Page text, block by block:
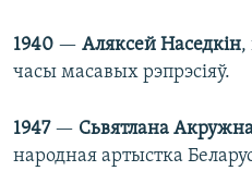
1940 — Аляксей Наседкін,
часы масавых рэпрэсіяў.
1947— Сьвятлана
народная артыстка